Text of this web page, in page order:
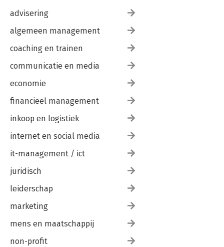
advisering
algemeen management
coaching en trainen
communicatie en media
economie
financieel management
inkoop en logistiek
internet en social media
it-management / ict
juridisch
leiderschap
marketing
mens en maatschappij
non-profit